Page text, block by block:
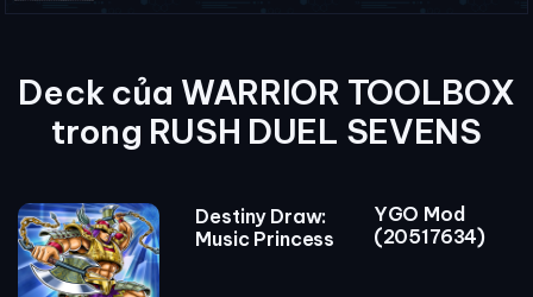
Deck của WARRIOR TOOLBOX
trong RUSH DUEL SEVENS
Destiny Draw:
Music Princess
YGO Mod
(20517634)